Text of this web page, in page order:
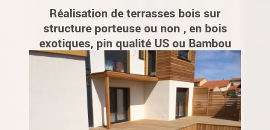
Réalisation de terrasses bois sur
structure porteuse ou non , en bois
exotiques, pin qualité US ou Bambou